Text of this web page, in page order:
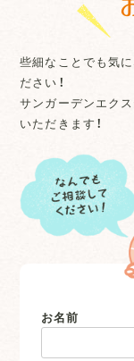
些細なことでも気
ださい！
サンガーデンエク
いただきます！
お名前